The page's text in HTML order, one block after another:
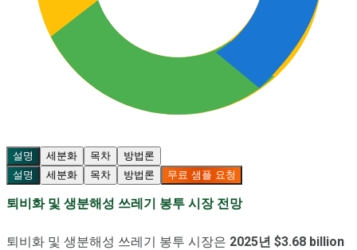
설명 세분화 목차
방법론
설명
세분화 목차 방법론 무료 샘플 요청
퇴비화 및 생분해성 쓰레기 봉투 시장 전망
퇴비화 및 생분해성 쓰레기 봉투 시장은 2025년 $3.68 billion